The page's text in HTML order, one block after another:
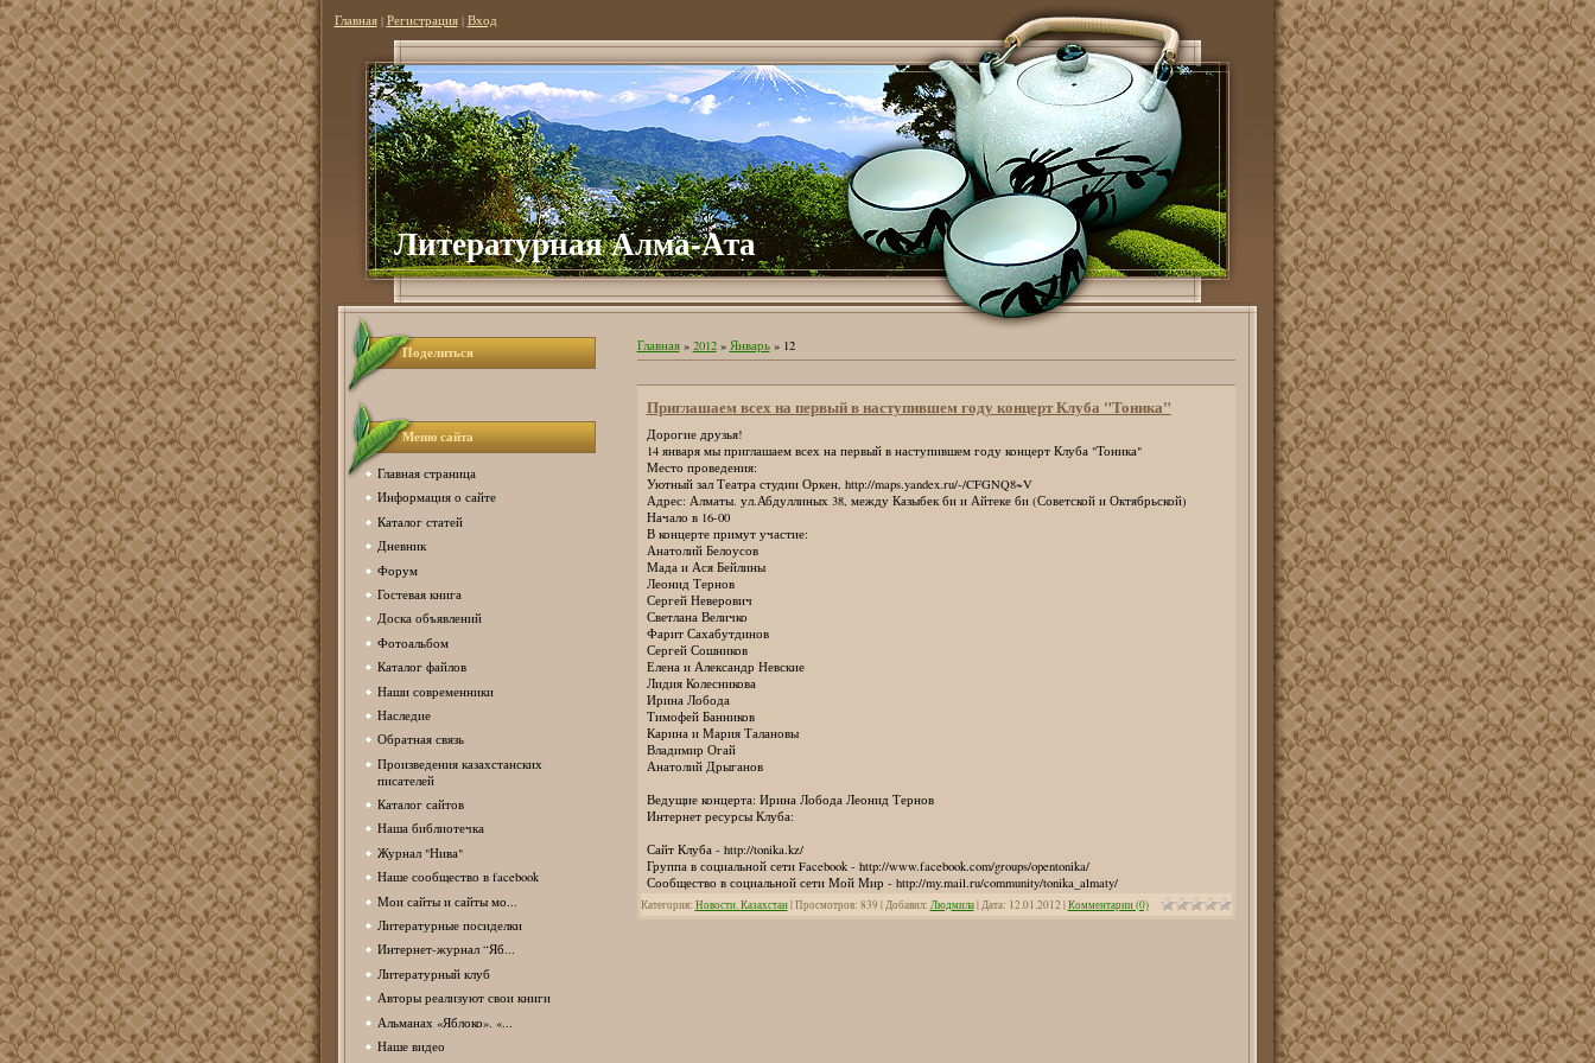
Главная| Регистрация| Вход
Литературная Алма-Ата
Поделиться
Меню сайта
Главная страница
Информация о сайте
Каталог статей
Дневник
Форум
Гостевая книга
Доска объявлений
Фотоальбом
Каталог файлов
Наши современники
Наследие
Обратная связь
Произведения казахстанских
писателей
Каталог сайтов
Наша библиотечка
Журнал "Нива"
Наше сообщество в facebook
Мои сайты и сайты мо...
Литературные посиделки
Интернет-журнал “Яб...
Литературный клуб
Авторы реализуют свои книги
Альманах «Яблоко». «...
Наше видео
Главная» 2012 » Январь » 12
Приглашаем всех на первый в наступившем году концерт Клуба "Тоника"
Дорогие друзья!
14 января мы приглашаем всех на первый в наступившем году концерт Клуба "Тоника"
Место проведения:
Уютный зал Театра студии Оркен, http://maps.yandex.ru/-/CFGNQ8~V
Адрес: Алматы. ул.Абдуллиных 38, между Казыбек би и Айтеке би (Советской и Октябрьской)
Начало в 16-00
В концерте примут участие:
Анатолий Белоусов
Мада и Ася Бейлины
Леонид Тернов
Сергей Неверович
Светлана Величко
Фарит Сахабутдинов
Сергей Сошников
Елена и Александр Невские
Лидия Колесникова
Ирина Лобода
Тимофей Банников
Карина и Мария Талановы
Владимир Огай
Анатолий Дрыганов
Ведущие концерта: Ирина Лобода Леонид Тернов
Интернет ресурсы Клуба:
Сайт Клуба - http://tonika.kz/
Группа в социальной сети Facebook - http://www.facebook.com/groups/opentonika/
Сообщество в социальной сети Мой Мир - http://my.mail.ru/community/tonika_almaty/
Категория: Новости. Казахстан| Просмотров: 839 | Добавил: Людмила| Дата: 12.01.2012 |Комментарии (0)